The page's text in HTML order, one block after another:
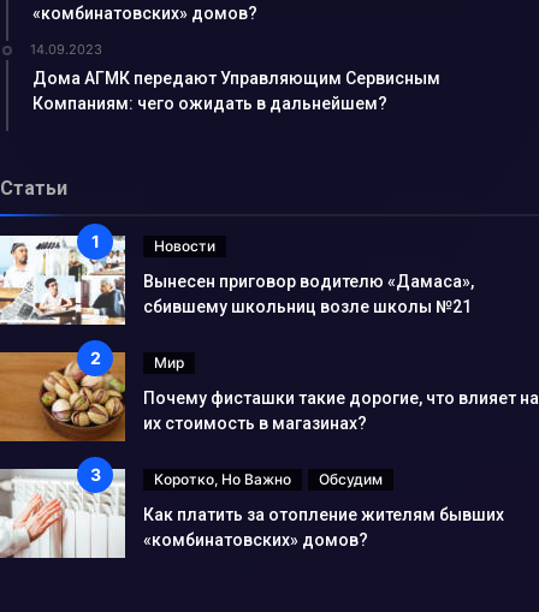
«комбинатовских» домов?
14.09.2023
Дома АГМК передают Управляющим Сервисным
Компаниям: чего ожидать в дальнейшем?
Статьи
Новости
Вынесен приговор водителю «Дамаса»,
сбившему школьниц возле школы №21
Мир
Почему фисташки такие дорогие, что влияет на
их стоимость в магазинах?
Коротко, Но Важно Обсудим
Как платить за отопление жителям бывших
«комбинатовских» домов?